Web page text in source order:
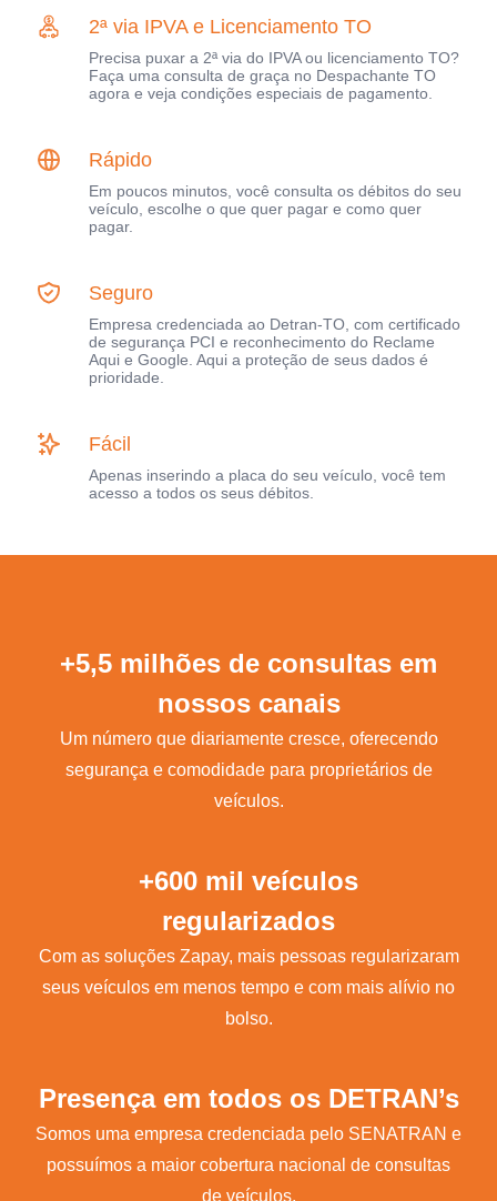
2ª via IPVA e Licenciamento TO
Precisa puxar a 2ª via do IPVA ou licenciamento TO?
Faça uma consulta de graça no Despachante TO
agora e veja condições especiais de pagamento.
Rápido
Em poucos minutos, você consulta os débitos do seu
veículo, escolhe o que quer pagar e como quer
pagar.
Seguro
Empresa credenciada ao Detran-TO, com certificado
de segurança PCI e reconhecimento do Reclame
Aqui e Google. Aqui a proteção de seus dados é
prioridade.
Fácil
Apenas inserindo a placa do seu veículo, você tem
acesso a todos os seus débitos.
+5,5 milhões de consultas em
nossos canais
Um número que diariamente cresce, oferecendo
segurança e comodidade para proprietários de
veículos.
+600 mil veículos
regularizados
Com as soluções Zapay, mais pessoas regularizaram
seus veículos em menos tempo e com mais alívio no
bolso.
Presença em todos os DETRAN’s
Somos uma empresa credenciada pelo SENATRAN e
possuímos a maior cobertura nacional de consultas
de veículos.